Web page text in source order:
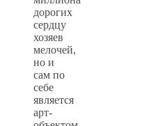
дорогих
сердцу
хозяев
мелочей,
но и
сам по
себе
является
арт-